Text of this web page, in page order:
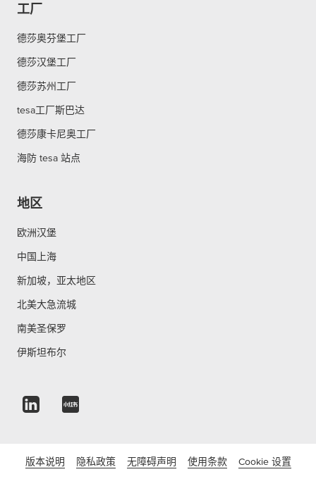
工厂
德莎奥芬堡工厂
德莎汉堡工厂
德莎苏州工厂
tesa工厂斯巴达
德莎康卡尼奥工厂
海防 tesa 站点
地区
欧洲汉堡
中国上海
新加坡，亚太地区
北美大急流城
南美圣保罗
伊斯坦布尔
版本说明 隐私政策 无障碍声明 使用条款 Cookie 设置